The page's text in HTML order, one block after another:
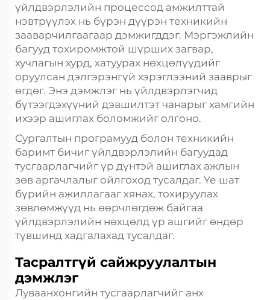
үйлдвэрлэлийн процессод амжилттай
нэвтрүүлэх нь бүрэн дүүрэн техникийн
зааварчилгаагаар дэмжигддэг. Мэргэжлийн
багууд тохиромжтой шүрших загвар,
хучлагын хурд, хатуурах нөхцөлүүдийг
оруулсан дэлгэрэнгүй хэрэглээний зааврыг
өгдөг. Энэ дэмжлэг нь үйлдвэрлэгчид
бүтээгдэхүүний дэвшилтэт чанарыг хамгийн
ихээр ашиглах боломжийг олгоно.
Сургалтын програмууд болон техникийн
баримт бичиг үйлдвэрлэлийн багуудад
тусгаарлагчийг үр дүнтэй ашиглах ажлын
зөв аргачлалыг ойлгоход тусалдаг. Үе шат
бүрийн ажиллагааг хянах, тохируулах
зөвлөмжүүд нь өөрчлөгдөж байгаа
үйлдвэрлэлийн нөхцөлд үр ашгийг өндөр
түвшинд хадгалахад тусалдаг.
Тасралтгүй сайжруулалтын
дэмжлэг
Луваанхонгийн тусгаарлагчийг анх